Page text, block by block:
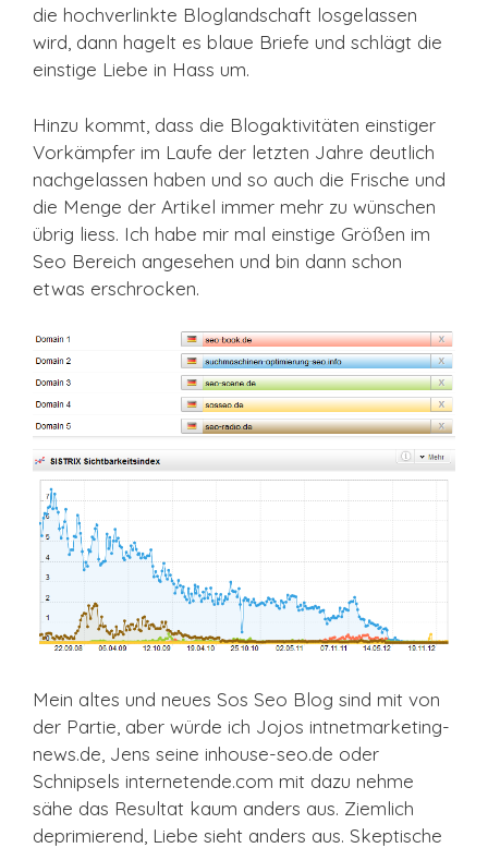
die hochverlinkte Bloglandschaft losgelassen
wird, dann hagelt es blaue Briefe und schlägt die
einstige Liebe in Hass um.
Hinzu kommt, dass die Blogaktivitäten einstiger
Vorkämpfer im Laufe der letzten Jahre deutlich
nachgelassen haben und so auch die Frische und
die Menge der Artikel immer mehr zu wünschen
übrig liess. Ich habe mir mal einstige Größen im
Seo Bereich angesehen und bin dann schon
etwas erschrocken.
Mein altes und neues Sos Seo Blog sind mit von
der Partie, aber würde ich Jojos intnetmarketing-
news.de, Jens seine inhouse-seo.de oder
Schnipsels internetende.com mit dazu nehme
sähe das Resultat kaum anders aus. Ziemlich
deprimierend, Liebe sieht anders aus. Skeptische